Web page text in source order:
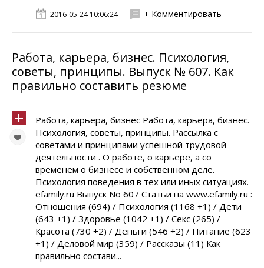
2016-05-24 10:06:24 + Комментировать
Работа, карьера, бизнес. Психология,
советы, принципы. Выпуск № 607. Как
правильно составить резюме
Работа, карьера, бизнес Работа, карьера, бизнес.
Психология, советы, принципы. Рассылка с
советами и принципами успешной трудовой
деятельности . О работе, о карьере, а со
временем о бизнесе и собственном деле.
Психология поведения в тех или иных ситуациях.
efamily.ru Выпуск No 607 Статьи на www.efamily.ru :
Отношения (694) / Психология (1168 +1) / Дети
(643 +1) / Здоровье (1042 +1) / Секс (265) /
Красота (730 +2) / Деньги (546 +2) / Питание (623
+1) / Деловой мир (359) / Рассказы (11) Как
правильно состави...